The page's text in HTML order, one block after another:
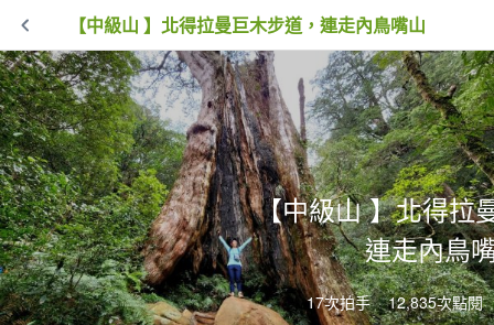
【中級山 】北得拉曼巨木步道，連走內鳥嘴山
【中級山 】北得拉
連走內鳥
17次拍手 12,835次點閱